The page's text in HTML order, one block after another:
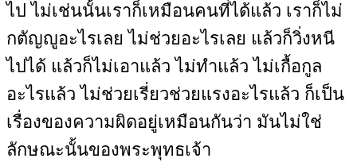
ไป ไม่เช่นนั้นเราก็เหมือนคนที่ได้แล้ว เราก็ไม่
กตัญญูอะไรเลย ไม่ช่วยอะไรเลย แล้วก็วิ่งหนี
ไปได้ แล้วก็ไม่เอาแล้ว ไม่ทำแล้ว ไม่เกื้อกูล
อะไรแล้ว ไม่ช่วยเรี่ยวช่วยแรงอะไรแล้ว ก็เป็น
เรื่องของความผิดอยู่เหมือนกันว่า มันไม่ใช่
ลักษณะนั้นของพระพุทธเจ้า